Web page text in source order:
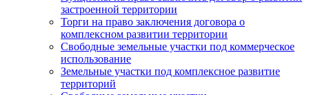
застроенной территории
Торги на право заключения договора о
комплексном развитии территории
Свободные земельные участки под коммерческое
использование
Земельные участки под комплексное развитие
территорий